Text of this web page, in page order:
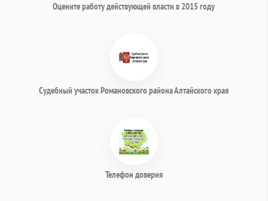
Оцените работу действующей власти в 2015 году
Судебный участок Романовского района Алтайского края
Телефон доверия